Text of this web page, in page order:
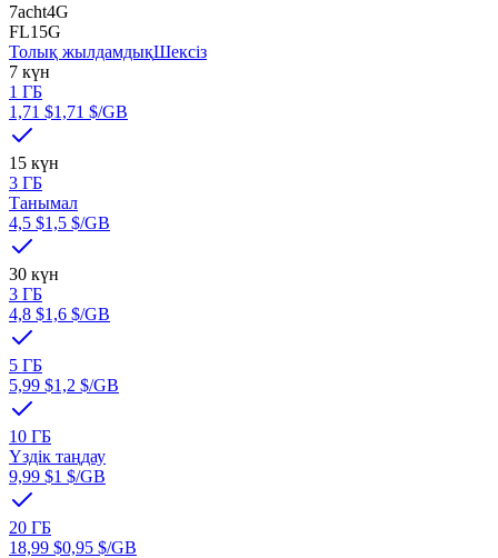
7acht4G
FL1 5G
Толық жылдамдықШексіз
7 күн
1 ГБ
1,71 $1,71 $/GB
15 күн
3 ГБ
Танымал
4,5 $1,5 $/GB
30 күн
3 ГБ
4,8 $1,6 $/GB
5 ГБ
5,99 $1,2 $/GB
10 ГБ
Үздік таңдау
9,99 $1 $/GB
20 ГБ
18,99 $0,95 $/GB